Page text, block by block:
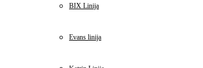
BIX Linija
Evans linija